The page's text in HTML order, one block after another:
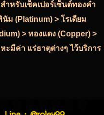
ำหรับเช็คเปอร์เซ็นต์ทองคำ
ม (Platinum) > โรเดียม
> ทองแดง (Copper) >
ะมีค่า แร่ธาตุต่างๆ ไว้บริการ